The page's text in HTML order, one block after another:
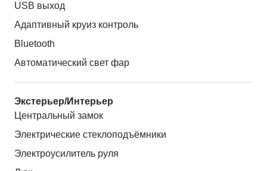
USB выход
Адаптивный круиз контроль
Bluetooth
Автоматический свет фар
Экстерьер/Интерьер
Центральный замок
Электрические стеклоподъёмники
Электроусилитель руля